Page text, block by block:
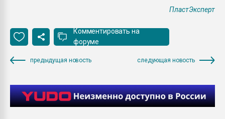
ПластЭксперт
Комментировать на
форуме
предыдущая новость следующая новость